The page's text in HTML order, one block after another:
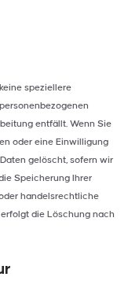
speziellere
entfällt. Wenn Sie
oder eine Einwilligung
gelöscht, sofern wir
Speicherung Ihrer
handelsrechtliche
die Löschung nach